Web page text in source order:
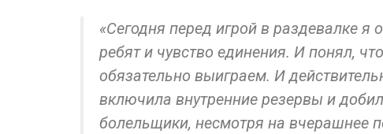
«Сегодня перед игрой в раздевалке
ребят и чувство единения. И понял,
обязательно выиграем. И
включила внутренние резервы и
болельщики, несмотря на вчерашнее